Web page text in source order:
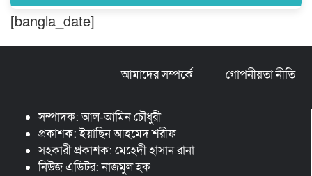
বগুড়ায় দিনমজুরের বাজারে শাহ্ ফতেহ আলী
আশঙ্কাজনক অবস্থায় চিকিৎসাধীন বহু
[bangla_date]
আমাদের সম্পর্কে গোপনীয়তা নীতি
সম্পাদক: আল-আমিন চৌধুরী
প্রকাশক: ইয়াছিন আহমেদ শরীফ
সহকারী প্রকাশক: মেহেদী হাসান রানা
নিউজ এডিটর: নাজমুল হক